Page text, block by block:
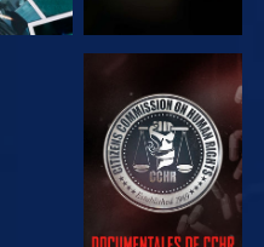
VE